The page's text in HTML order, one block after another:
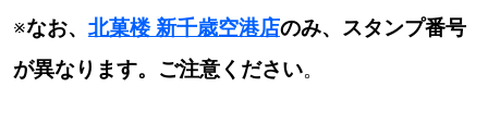
※なお、 北菓楼 新千歳空港店のみ、スタンプ番号
が異なります。ご注意ください。